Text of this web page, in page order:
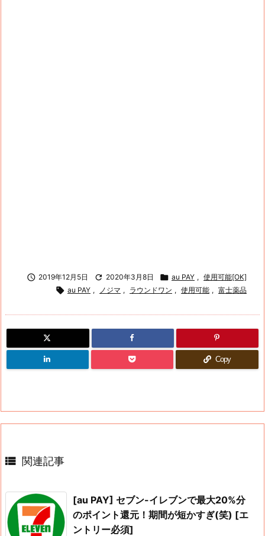
 2019年12月5日  2020年3月8日  au PAY , 使用可能[OK]
 au PAY , ノジマ , ラウンドワン , 使用可能 , 富士薬品
Copy
 関連記事
[au PAY] セブン-イレブンで最大20%分
のポイント還元！期間が短かすぎ(笑) [エ
ントリー必須]